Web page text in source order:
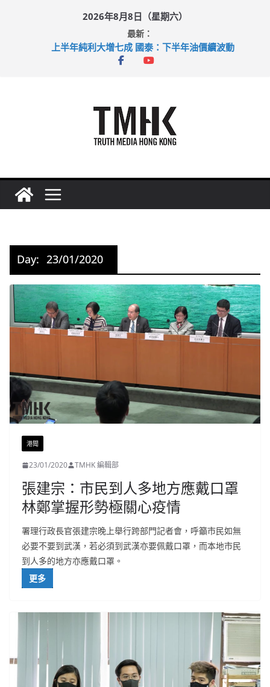
2026年8月8日（星期六）
最新：
上半年純利大增七成 國泰：下半年油價續波動
拜仁熱身賽挫維拉 啟德主場館奪錦標
Day: 23/01/2020
港聞
23/01/2020 TMHK 編輯部
張建宗：市民到人多地方應戴口罩
林鄭掌握形勢極關心疫情
署理行政長官張建宗晚上舉行跨部門記者會，呼籲市民如無
必要不要到武漢，若必須到武漢亦要佩戴口罩，而本地市民
到人多的地方亦應戴口罩。
更多